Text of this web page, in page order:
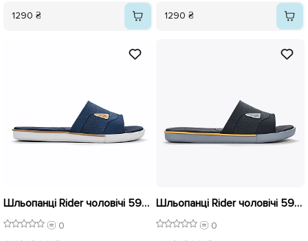
1290 ₴ 1290 ₴
Шльопанці Rider чоловічі 596044 Сині
0
Шльопанці Rider чоловічі 596042 Чорні
0